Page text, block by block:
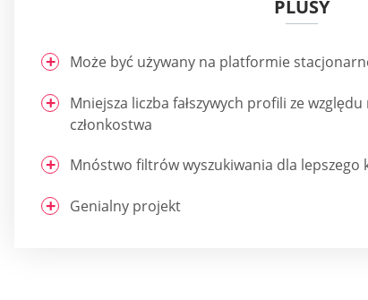
PLUSY
Może być używany na platformie
Mniejsza liczba fałszywych profili ze
członkostwa
Mnóstwo filtrów wyszukiwania dla
Genialny projekt